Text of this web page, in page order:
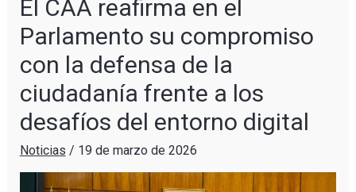
El CAA reafirma en el
Parlamento su compromiso
con la defensa de la
ciudadanía frente a los
desafíos del entorno digital
Noticias / 19 de marzo de 2026